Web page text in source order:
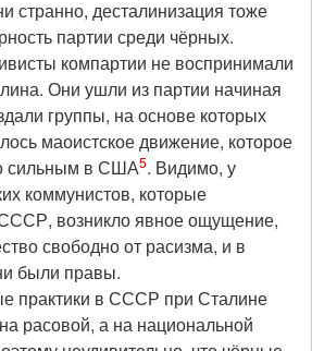
странно, десталинизация тоже
партии среди чёрных.
компартии не воспринимали
Они ушли из партии начиная
группы, на основе которых
маоистское движение, которое
сильным в США5. Видимо, у
коммунистов, которые
возникло явное ощущение,
свободно от расизма, и в
были правы.
практики в СССР при Сталине
расовой, а на национальной